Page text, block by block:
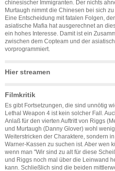
chinesischer Immigranten. Der nichts
Murtaugh nimmt die Chinesen bei sich zu
Eine Entscheidung mit fatalen Folgen,
asiatische Mafia hat ausgerechnet an
ein hohes Interesse. Damit ist ein
zwischen dem Copteam und der
vorprogrammiert.
Hier streamen
Filmkritik
Es gibt Fortsetzungen, die sind unnötig
Lethal Weapon 4 ist kein solcher Fall.
Anlaß für den vierten Auftritt von Riggs
und Murtaugh (Danny Glover) wohl
Weiterstricken der Charaktere, sondern
Warner-Kassen zu suchen ist. Aber wen
wenn man "Wir sind zu alt für diese
und Riggs noch mal über die Leinwand
kann. Schließlich sind die beiden